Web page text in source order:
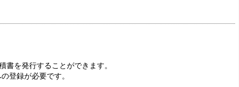
書を発行することができます。
登録が必要です。